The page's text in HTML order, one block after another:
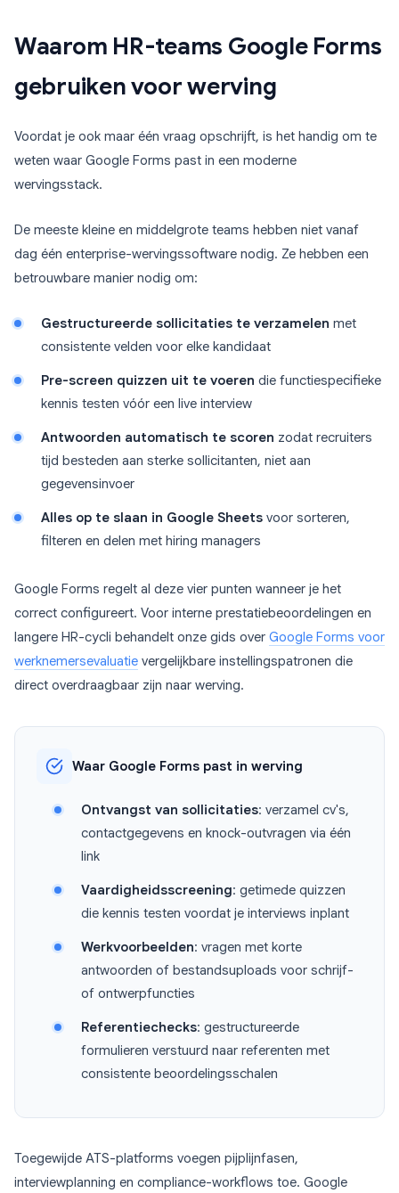
Waarom HR-teams Google Forms
gebruiken voor werving
Voordat je ook maar één vraag opschrijft, is het handig om te
weten waar Google Forms past in een moderne
wervingsstack.
De meeste kleine en middelgrote teams hebben niet vanaf
dag één enterprise-wervingssoftware nodig. Ze hebben een
betrouwbare manier nodig om:
Gestructureerde sollicitaties te verzamelen met
consistente velden voor elke kandidaat
Pre-screen quizzen uit te voeren die functiespecifieke
kennis testen vóór een live interview
Antwoorden automatisch te scoren zodat recruiters
tijd besteden aan sterke sollicitanten, niet aan
gegevensinvoer
Alles op te slaan in Google Sheets voor sorteren,
filteren en delen met hiring managers
Google Forms regelt al deze vier punten wanneer je het
correct configureert. Voor interne prestatiebeoordelingen en
langere HR-cycli behandelt onze gids over Google Forms voor
werknemersevaluatie vergelijkbare instellingspatronen die
direct overdraagbaar zijn naar werving.
Waar Google Forms past in werving
Ontvangst van sollicitaties: verzamel cv's,
contactgegevens en knock-outvragen via één
link
Vaardigheidsscreening: getimede quizzen
die kennis testen voordat je interviews inplant
Werkvoorbeelden: vragen met korte
antwoorden of bestandsuploads voor schrijf-
of ontwerpfuncties
Referentiechecks: gestructureerde
formulieren verstuurd naar referenten met
consistente beoordelingsschalen
Toegewijde ATS-platforms voegen pijplijnfasen,
interviewplanning en compliance-workflows toe. Google